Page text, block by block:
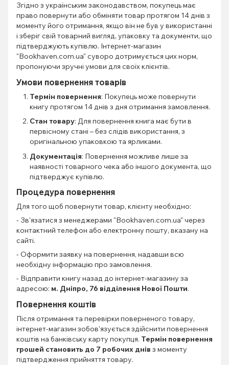
Згідно з українським законодавством, покупець має
право повернути або обміняти товар протягом 14 днів з
моменту його отримання, якщо він не був у використанні
і зберіг свій товарний вигляд, упаковку та документи, що
підтверджують купівлю. Інтернет-магазин
"Bookhaven.com.ua" суворо дотримується цих норм,
пропонуючи зручні умови для своїх клієнтів.
Умови повернення товарів
Термін повернення: Покупець може повернути
книгу протягом 14 днів з дня отримання замовлення.
Стан товару: Для повернення книга має бути в
первісному стані – без слідів використання, з
оригінальною упаковкою та ярликами.
Документація: Повернення можливе лише за
наявності товарного чека або іншого документа, що
підтверджує купівлю.
Процедура повернення
Для того щоб повернути товар, клієнту необхідно:
- Зв'язатися з менеджерами "Bookhaven.com.ua" через
контактний телефон або електронну пошту, вказану на
сайті.
- Оформити заявку на повернення, надавши всю
необхідну інформацію про замовлення.
- Відправити книгу назад до інтернет-магазину за
адресою: м. Дніпро, 76 відділення Нової Пошти.
Повернення коштів
Після отримання та перевірки поверненого товару,
інтернет-магазин зобов'язується здійснити повернення
коштів на банківську карту покупця. Термін повернення
грошей становить до 7 робочих днів з моменту
підтвердження прийняття товару.